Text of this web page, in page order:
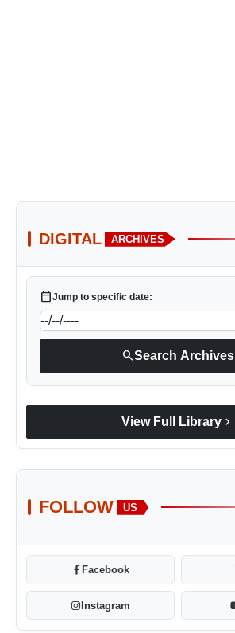
DIGITAL ARCHIVES
calendar_todayJump to specific date:
searchSearch Archives
View Full Library chevron_right
FOLLOW US
Facebook
Instagram